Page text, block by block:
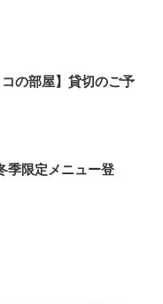
の部屋】貸切のご予
季限定メニュー登